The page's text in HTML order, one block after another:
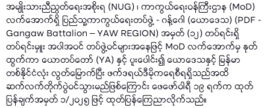
အမျိုးသားညီညွတ်ရေးအစိုးရ (NUG) ၊ ကာကွယ်ရေးဝန်ကြီးဌာန (MoD)
လက်အောက်ရှိ ပြည်သူ့ကာကွယ်ရေးတပ်ဖွဲ့ - ဂန့်ဂေါ (ယောဒေသ) (PDF -
Gangaw Battalion – YAW REGION) အမှတ် (၁၂) တပ်ရင်းရှိ
တပ်ရင်းမှူး အပါအဝင် တပ်ဖွဲ့ဝင်များအနေဖြင့် MoD လက်အောက်မှ နုတ်
ထွက်ကာ ယောတပ်တော် (YA) နှင့် ပူးပေါင်း၍ ယောဒေသနှင့် မြန်မာ
တစ်နိုင်ငံလုံး လွတ်မြောက်ပြီး ဖက်ဒရယ်ဒီမိုကရေစီရရှိသည်အထိ
ဆက်လက်တိုက်ပွဲဝင်သွားမည်ဖြစ်ကြောင်း ဖေဖော်ဝါရီ ၁၉ ရက်က ထုတ်
ပြန်ချက်အမှတ် ၁/၂၀၂၅ ဖြင့် ထုတ်ပြန်ကြေညာလိုက်သည်။